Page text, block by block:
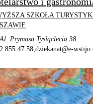
SZKOŁA
Prymasa Tysiąclecia 38
855 47 58,dziekanat@e-